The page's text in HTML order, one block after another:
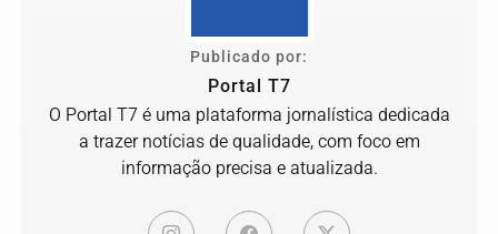
Publicado por:
Portal T7
O Portal T7 é uma plataforma jornalística dedicada
a trazer notícias de qualidade, com foco em
informação precisa e atualizada.